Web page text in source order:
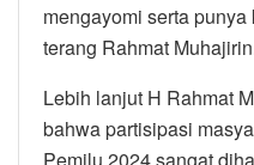
mengayomi serta punya
terang Rahmat
Lebih lanjut H Rahmat
bahwa partisipasi
Pemilu 2024 sangat